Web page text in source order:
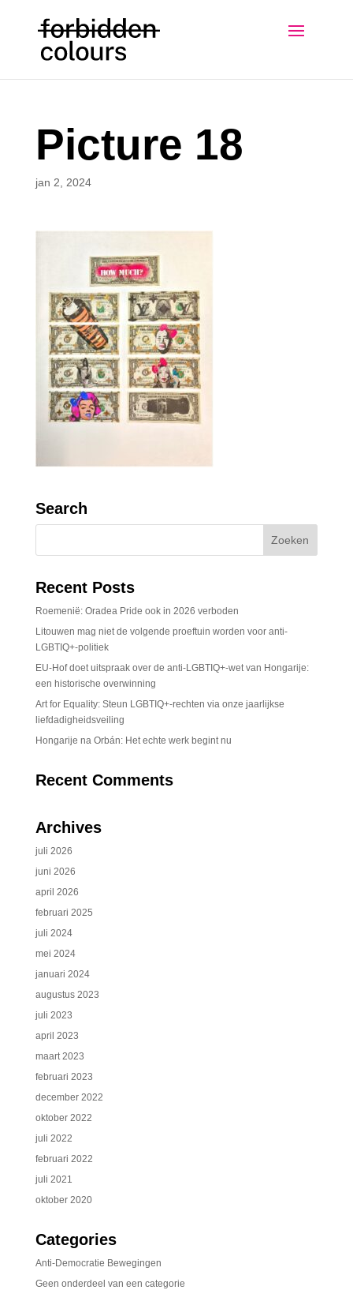
Picture 18
jan 2, 2024
Search
Recent Posts
Roemenië: Oradea Pride ook in 2026 verboden
Litouwen mag niet de volgende proeftuin worden voor anti-
LGBTIQ+-politiek
EU-Hof doet uitspraak over de anti-LGBTIQ+-wet van Hongarije:
een historische overwinning
Art for Equality: Steun LGBTIQ+-rechten via onze jaarlijkse
liefdadigheidsveiling
Hongarije na Orbán: Het echte werk begint nu
Recent Comments
Archives
juli 2026
juni 2026
april 2026
februari 2025
juli 2024
mei 2024
januari 2024
augustus 2023
juli 2023
april 2023
maart 2023
februari 2023
december 2022
oktober 2022
juli 2022
februari 2022
juli 2021
oktober 2020
Categories
Anti-Democratie Bewegingen
Geen onderdeel van een categorie